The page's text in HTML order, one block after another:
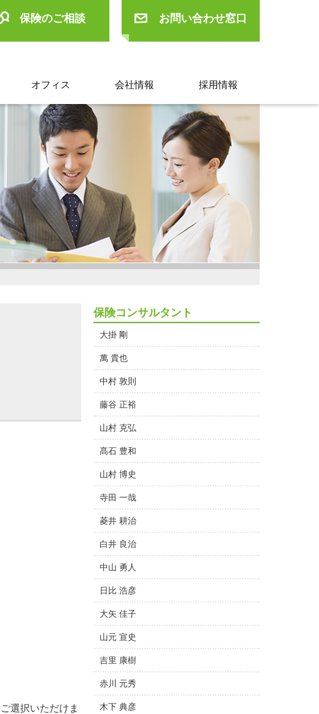
保険のご相談 お問い合わせ窓口
オフィス 会社情報 採用情報
選択いただけま
保険コンサルタント
大掛 剛
萬 貴也
中村 敦則
藤谷 正裕
山村 克弘
髙石 豊和
山村 博史
寺田 一哉
菱井 耕治
白井 良治
中山 勇人
日比 浩彦
大矢 佳子
山元 宣史
吉里 康樹
赤川 元秀
木下 典彦